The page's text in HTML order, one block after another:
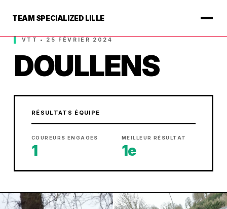
TEAM SPECIALIZED LILLE
VTT • 25 FÉVRIER 2024
DOULLENS
RÉSULTATS ÉQUIPE
COUREURS ENGAGÉS
1
MEILLEUR RÉSULTAT
1e